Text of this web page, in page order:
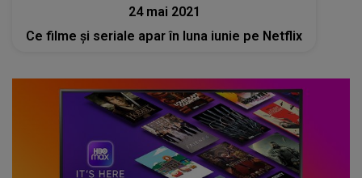
24 mai 2021
Ce filme și seriale apar în luna iunie pe Netflix